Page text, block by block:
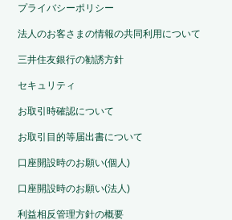
プライバシーポリシー
法人のお客さまの情報の共同利用について
三井住友銀行の勧誘方針
セキュリティ
お取引時確認について
お取引目的等届出書について
口座開設時のお願い(個人)
口座開設時のお願い(法人)
利益相反管理方針の概要